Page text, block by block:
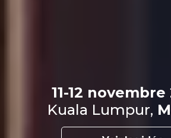
11-12 novembre
Kuala Lumpur,